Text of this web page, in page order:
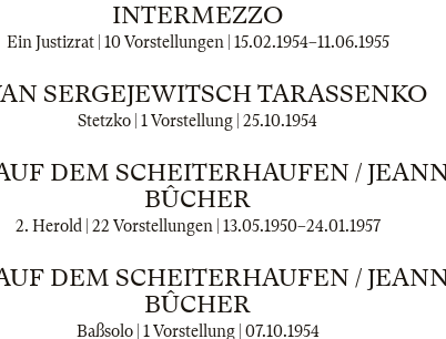
INTERMEZZO
Ein Justizrat | 10 Vorstellungen | 15.02.1954–11.06.1955
SERGEJEWITSCH TARASSENKO
Stetzko | 1 Vorstellung | 25.10.1954
DEM SCHEITERHAUFEN /
BÛCHER
2. Herold | 22 Vorstellungen | 13.05.1950–24.01.1957
DEM SCHEITERHAUFEN /
BÛCHER
Baßsolo | 1 Vorstellung | 07.10.1954